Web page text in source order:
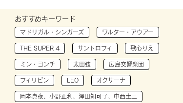
おすすめキーワード
マドリガル・シンガーズ ワルター・アウアー
THE SUPER 4 サントロフィ 歌心りえ
ミン・ヨンチ 太田弦 広島交響楽団
フィリピン LEO オクサーナ
岡本真夜、小野正利、澤田知可子、中西圭三